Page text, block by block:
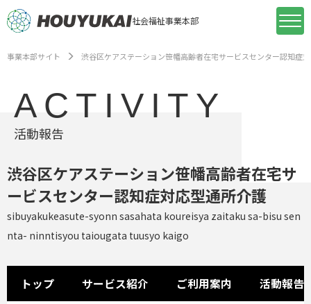
社会福祉事業本部
事業本部サイト 渋谷区ケアステーション笹幡高齢者在宅サービスセンター認知症
ACTIVITY
活動報告
渋谷区ケアステーション笹幡高齢者在宅サ
ービスセンター認知症対応型通所介護
sibuyakukeasute-syonn sasahata koureisya zaitaku sa-bisu sen
nta- ninntisyou taiougata tuusyo kaigo
トップ サービス紹介 ご利用案内 活動報告